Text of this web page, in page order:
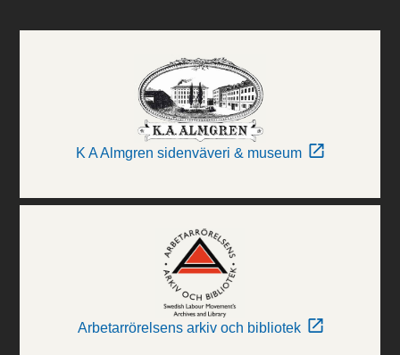
K A Almgren sidenväveri & museum
Arbetarrörelsens arkiv och bibliotek